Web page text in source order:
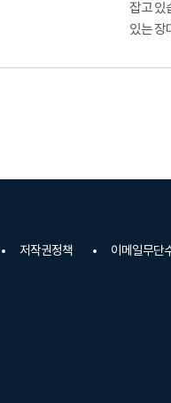
잡고 있
있는 장
저작권정책 이메일무단